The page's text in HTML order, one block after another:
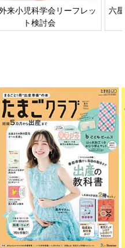
六星占術 細木かおりさんの人生
相談